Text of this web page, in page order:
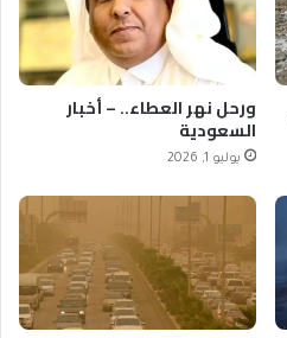
ورحل نهر العطاء.. – أخبار
السعودية
يوليو 1, 2026